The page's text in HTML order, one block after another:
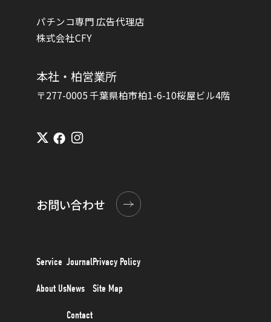
パチンコ専門 広告代理店
株式会社CFY
本社・柏営業所
〒277-0005 千葉県柏市柏1-6-10桜屋ビル4階
お問い合わせ
Service
About Us
Journal
News
Contact
Privacy Policy
Site Map